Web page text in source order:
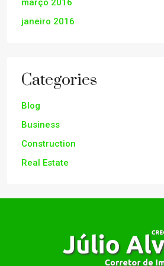
março 2016
janeiro 2016
Categories
Blog
Business
Construction
Real Estate